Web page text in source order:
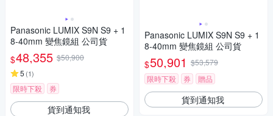
Panasonic LUMIX S9N S9 + 1
8-40mm 變焦鏡組 公司貨
$48,355 $50,900
5 (1)
限時下殺 券
貨到通知我
Panasonic LUMIX S9N S9 + 1
8-40mm 變焦鏡組 公司貨
$50,901 $53,579
限時下殺
券 贈品
貨到通知我